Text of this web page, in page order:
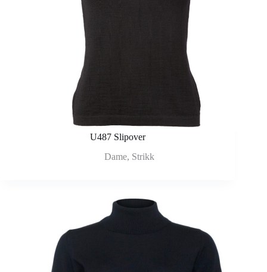
U487 Slipover
Dame, Strikk